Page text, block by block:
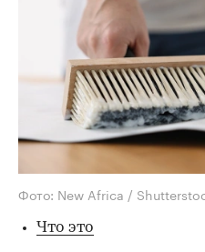
Фото: New Africa /
Что это